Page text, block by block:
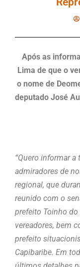
Após as
Lima de que o
o nome de
deputado José
“Quero informar
admiradores de
regional, que
reunido com o
prefeito Toinho do
vereadores, bem
prefeito
Capibaribe. Em